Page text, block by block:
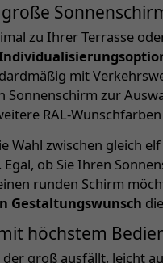
zu Ihrer Terrasse
mit
zur
RAL-
Wahl zwischen gleich
ob Sie Ihren
runden Schirm
Gestaltungswunsch
höchstem
groß ausfällt, leicht